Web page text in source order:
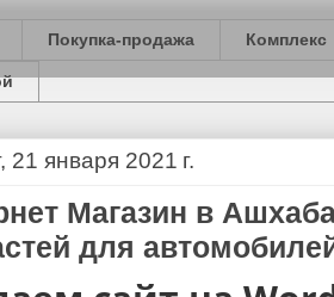
Покупка-продажа Комплекс
21 января 2021 г.
Магазин в
для